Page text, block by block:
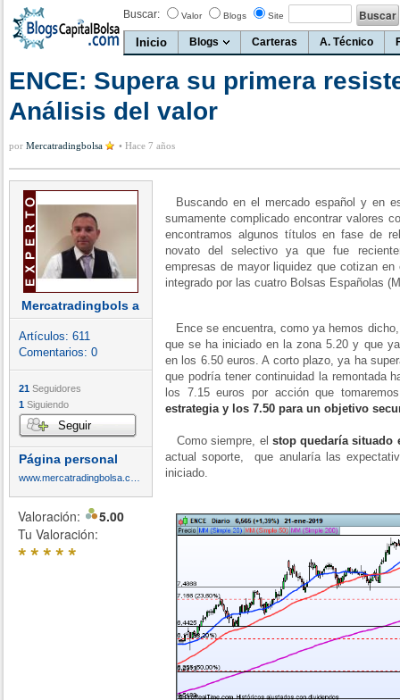
Buscar: Valor Blogs Site
Inicio Blogs Carteras A. Técnico
ENCE: Supera su primera
Análisis del valor
por Mercatradingbolsa • Hace 7 años
Mercatradingbols a
Artículos: 611
Comentarios: 0
21 Seguidores
1 Siguiendo
Seguir
Página personal
Valoración:
5.00
Tu Valoración:
*****
Buscando en el mercado español y en
sumamente complicado encontrar valores
encontramos algunos títulos en fase de
novato del selectivo ya que fue
empresas de mayor liquidez que cotizan
integrado por las cuatro Bolsas Españolas
Ence se encuentra, como ya hemos
que se ha iniciado en la zona 5.20 y que
en los 6.50 euros. A corto plazo, ya ha
que podría tener continuidad la remontada
los 7.15 euros por acción que
estrategia y los 7.50 para un objetivo
Como siempre, el stop quedaría situado
actual soporte, que anularía las
iniciado.